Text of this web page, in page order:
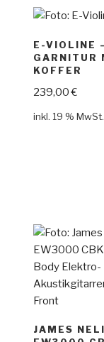
E-VIOLINE
GARNITUR
KOFFER
239,00€
inkl. 19 % MwSt.
JAMES